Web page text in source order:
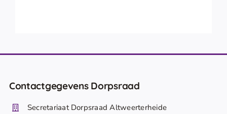
Contactgegevens Dorpsraad
Secretariaat Dorpsraad Altweerterheide